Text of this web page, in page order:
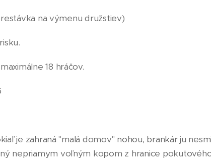
na výmenu družstiev)
18 hráčov.
je zahraná "malá domov" nohou, brankár ju
nepriamym voľným kopom z hranice